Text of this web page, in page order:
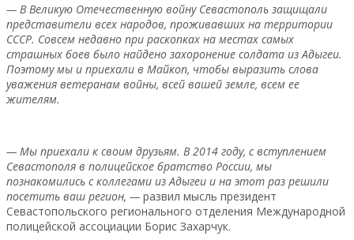
— В Великую Отечественную войну Севастополь защищали
представители всех народов, проживавших на территории
СССР. Совсем недавно при раскопках на местах самых
страшных боев было найдено захоронение солдата из Адыгеи.
Поэтому мы и приехали в Майкоп, чтобы выразить слова
уважения ветеранам войны, всей вашей земле, всем ее
жителям.
— Мы приехали к своим друзьям. В 2014 году, с вступлением
Севастополя в полицейское братство России, мы
познакомились с коллегами из Адыгеи и на этот раз решили
посетить ваш регион, — развил мысль президент
Севастопольского регионального отделения Международной
полицейской ассоциации Борис Захарчук.